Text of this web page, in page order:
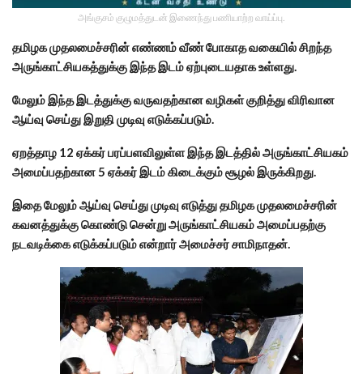
அங்குசம் குழுமத்துடன் இணைந்து பணியாற்ற வாய்ப்பு.
தமிழக முதலமைச்சரின் எண்ணம் வீண் போகாத வகையில் சிறந்த
அருங்காட்சியகத்துக்கு இந்த இடம் ஏற்புடையதாக உள்ளது.
மேலும் இந்த இடத்துக்கு வருவதற்கான வழிகள் குறித்து விரிவான
ஆய்வு செய்து இறுதி முடிவு எடுக்கப்படும்.
ஏறத்தாழ 12 ஏக்கர் பரப்பளவிலுள்ள இந்த இடத்தில் அருங்காட்சியகம்
அமைப்பதற்கான 5 ஏக்கர் இடம் கிடைக்கும் சூழல் இருக்கிறது.
இதை மேலும் ஆய்வு செய்து முடிவு எடுத்து தமிழக முதலமைச்சரின்
கவனத்துக்கு கொண்டு சென்று அருங்காட்சியகம் அமைப்பதற்கு
நடவடிக்கை எடுக்கப்படும் என்றார் அமைச்சர் சாமிநாதன்.